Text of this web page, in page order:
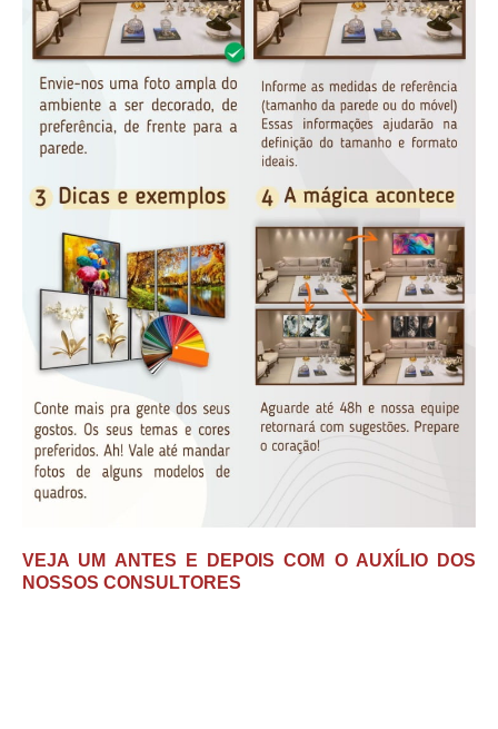
VEJA UM ANTES E DEPOIS COM O AUXÍLIO DOS
NOSSOS CONSULTORES